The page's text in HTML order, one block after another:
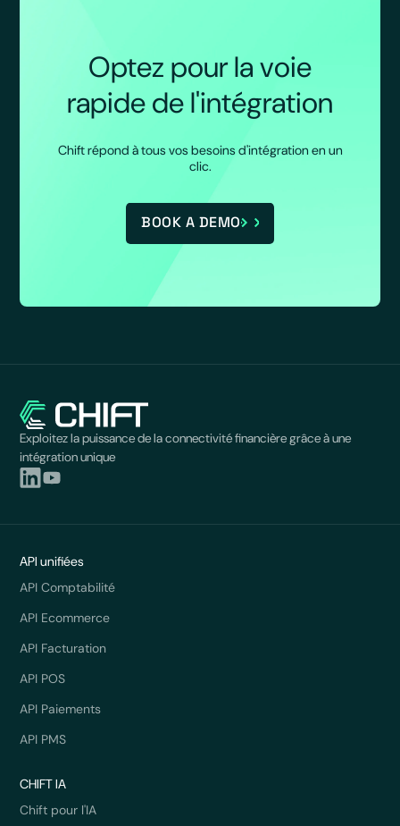
Optez pour la voie
rapide de l'intégration
Chift répond à tous vos besoins d'intégration en un
clic.
BOOK A DEMO
Exploitez la puissance de la connectivité financière grâce à une
intégration unique
API unifiées
API Comptabilité
API Ecommerce
API Facturation
API POS
API Paiements
API PMS
CHIFT IA
Chift pour l'IA